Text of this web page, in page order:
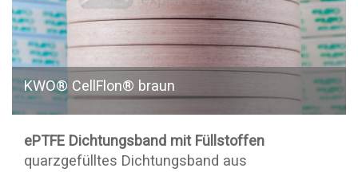
KWO® CellFlon® braun
ePTFE Dichtungsband mit Füllstoffen
quarzgefülltes Dichtungsband aus